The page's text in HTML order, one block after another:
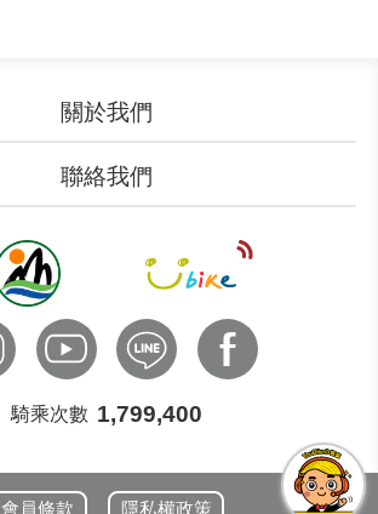
關於我們
載 加入我們
聯絡我們
心 廣告刊登
單
騎乘次數 1,799,400
會員條款 隱私權政策